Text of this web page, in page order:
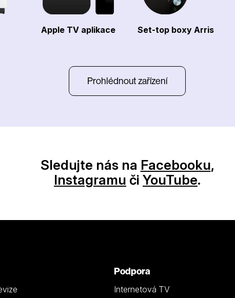
Apple TV aplikace Set-top boxy Arris
Prohlédnout zařízení
Sledujte nás na Facebooku,
Instagramu či YouTube.
Podpora
Internetová TV